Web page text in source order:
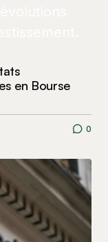
en Bourse
0